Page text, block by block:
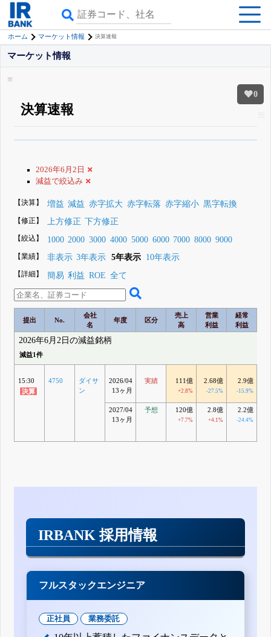
ホーム マーケット情報 決算速報
0
マーケット情報
決算速報
登録すると永久30%OFFと米株版の先行利用も付きます
2026年6月2日
減益で絞込み
【決算】 増益 減益 赤字拡大 赤字転落 赤字縮小 黒字転換
【修正】 上方修正 下方修正
【絞込】 1000 2000 3000 4000 5000 6000 7000 8000 9000
【業績】 非表示 3年表示 5年表示 10年表示
【詳細】 簡易 利益 ROE 全て
提出 No.
会社
名
年度 区分
売上
高
営業
利益
経常
利益
2026年6月2日の減益銘柄
減益1件
15:30 4750
ダイサ
ン
2026/04
13ヶ月
実績 111億
+2.8%
2.68億
-27.5%
2.9億
-15.9%
2027/04
13ヶ月
予想 120億
+7.7%
2.8億
+4.1%
2.2億
-24.4%
IRBANK 採用情報
フルスタックエンジニア
正社員 業務委託